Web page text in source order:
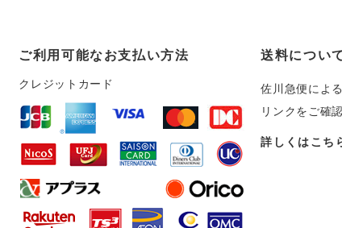
ご利用可能なお支払い方法
クレジットカード
送料につい
佐川急便によ
リンクをご確
詳しくはこち